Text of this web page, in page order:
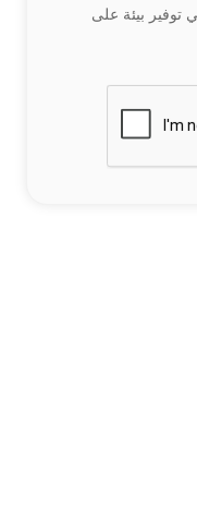
توفير بيئة على